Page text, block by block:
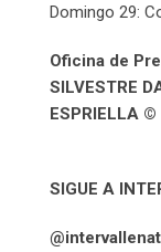
Domingo 29:
Oficina de
SILVESTRE
ESPRIELLA ©
SIGUE A